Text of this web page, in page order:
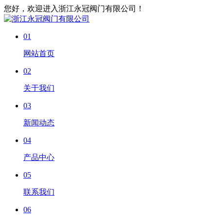
您好，欢迎进入浙江永冠阀门有限公司！
01
网站首页
02
关于我们
03
新闻动态
04
产品中心
05
联系我们
06